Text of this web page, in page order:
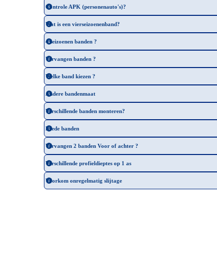
Controle APK (personenauto's)?
Wat is een vierseizoenenband?
4 seizoenen banden ?
Vervangen banden ?
Welke band kiezen ?
Andere bandenmaat
Verschillende banden monteren?
Brede banden
Vervangen 2 banden Voor of achter ?
Verschillende profieldieptes op 1 as
Voorkom onregelmatig slijtage